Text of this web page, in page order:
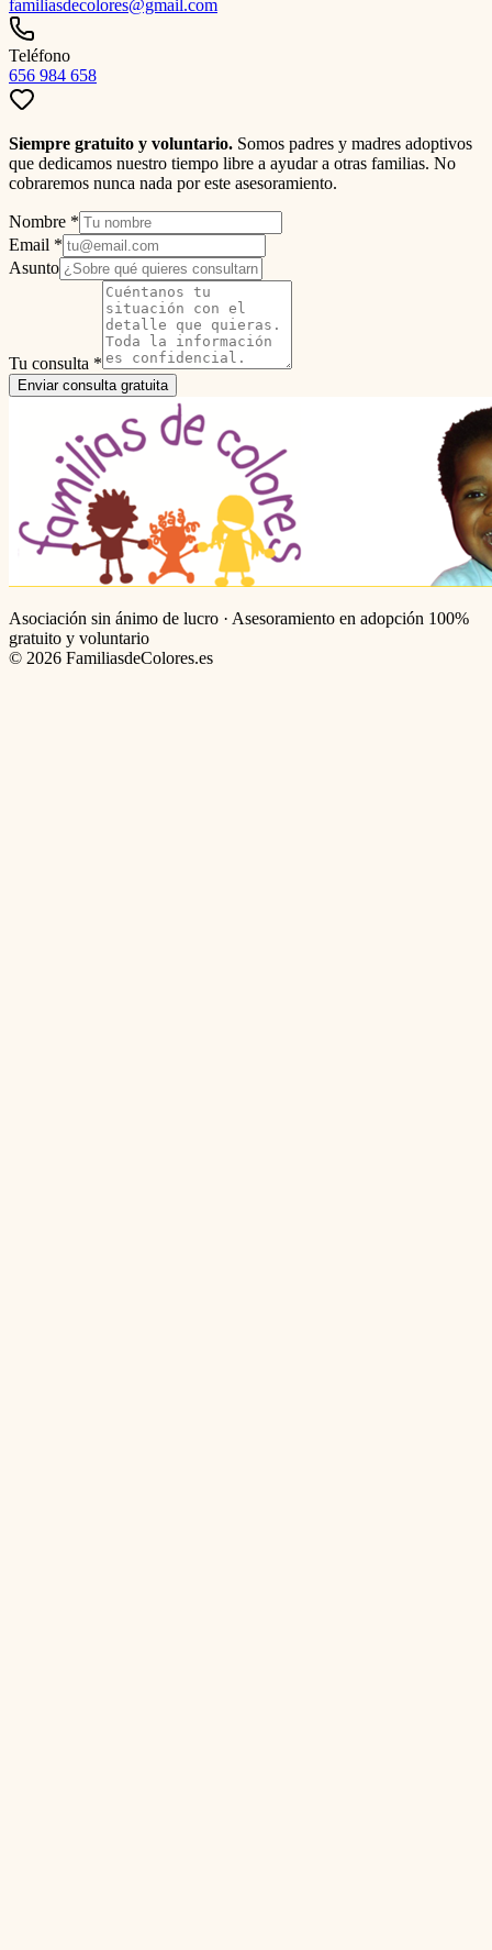
familiasdecolores@gmail.com
Teléfono
656 984 658
Siempre gratuito y voluntario. Somos padres y madres adoptivos
que dedicamos nuestro tiempo libre a ayudar a otras familias. No
cobraremos nunca nada por este asesoramiento.
Nombre *
Email *
Asunto
Tu consulta *
Enviar consulta gratuita
Asociación sin ánimo de lucro · Asesoramiento en adopción 100%
gratuito y voluntario
© 2026 FamiliasdeColores.es